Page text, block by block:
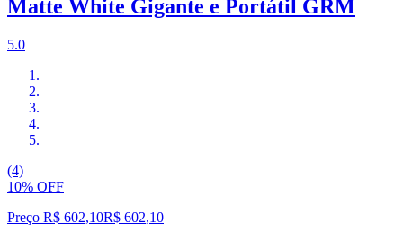
Matte White Gigante e Portátil GRM
5.0
(4)
10% OFF
Preço R$ 602,10R$ 602,10